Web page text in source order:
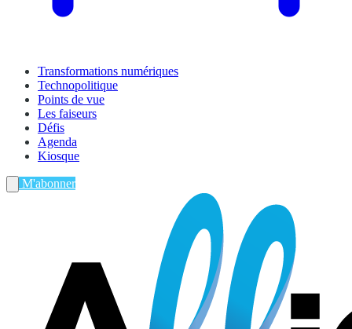
Transformations numériques
Technopolitique
Points de vue
Les faiseurs
Défis
Agenda
Kiosque
M'abonner